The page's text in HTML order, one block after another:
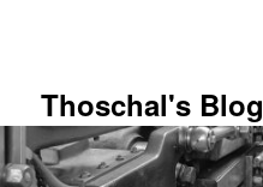
Thoschal's Blog